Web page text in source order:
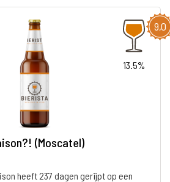
9,0
13.5%
(Moscatel)
heeft 237 dagen gerijpt op een